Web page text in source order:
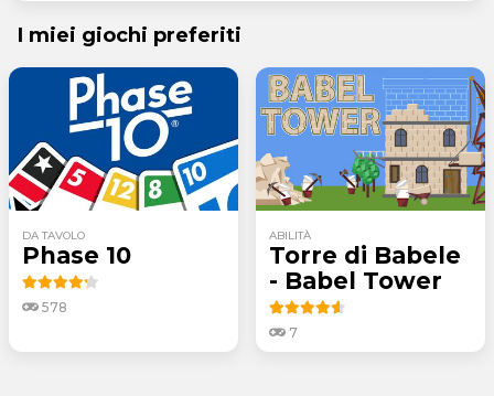
I miei giochi preferiti
DA TAVOLO
Phase 10
578
ABILITÀ
Torre di Babele
- Babel Tower
7